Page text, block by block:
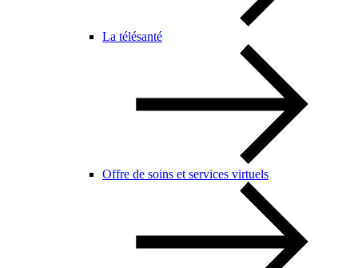
La télésanté
Offre de soins et services virtuels